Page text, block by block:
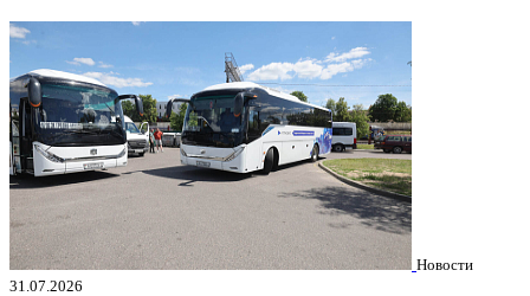
Новости
31.07.2026